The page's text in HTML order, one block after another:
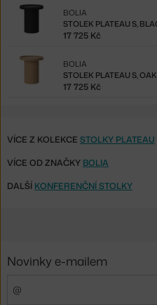
STOLEK PLATEAU S,
BOLIA
17 725 Kč
STOLEK PLATEAU S, OAK
BOLIA
17 725 Kč
VÍCE Z KOLEKCE STOLKY PLATEAU
VÍCE OD ZNAČKY BOLIA
DALŠÍ KONFERENČNÍ STOLKY
Novinky e-mailem